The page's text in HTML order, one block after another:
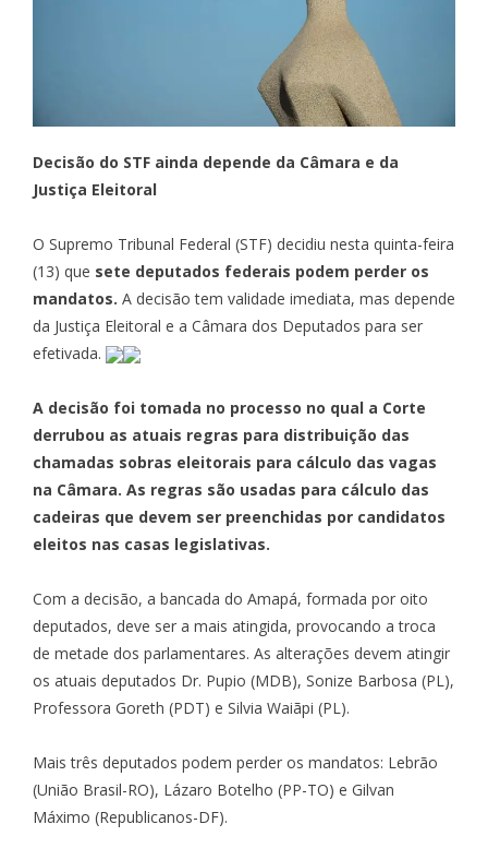
Decisão do STF ainda depende da Câmara e da
Justiça Eleitoral
O Supremo Tribunal Federal (STF) decidiu nesta quinta-feira
(13) que sete deputados federais podem perder os
mandatos. A decisão tem validade imediata, mas depende
da Justiça Eleitoral e a Câmara dos Deputados para ser
efetivada.
A decisão foi tomada no processo no qual a Corte
derrubou as atuais regras para distribuição das
chamadas sobras eleitorais para cálculo das vagas
na Câmara. As regras são usadas para cálculo das
cadeiras que devem ser preenchidas por candidatos
eleitos nas casas legislativas.
Com a decisão, a bancada do Amapá, formada por oito
deputados, deve ser a mais atingida, provocando a troca
de metade dos parlamentares. As alterações devem atingir
os atuais deputados Dr. Pupio (MDB), Sonize Barbosa (PL),
Professora Goreth (PDT) e Silvia Waiãpi (PL).
Mais três deputados podem perder os mandatos: Lebrão
(União Brasil-RO), Lázaro Botelho (PP-TO) e Gilvan
Máximo (Republicanos-DF).